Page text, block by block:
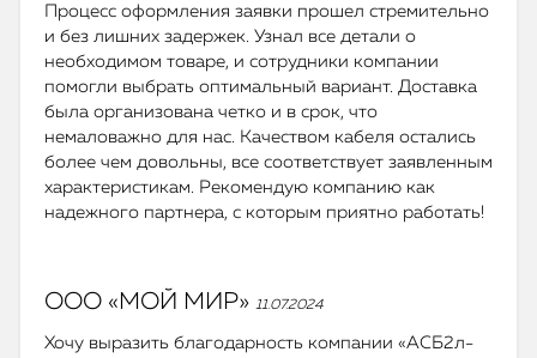
Процесс оформления заявки прошел стремительно
и без лишних задержек. Узнал все детали о
необходимом товаре, и сотрудники компании
помогли выбрать оптимальный вариант. Доставка
была организована четко и в срок, что
немаловажно для нас. Качеством кабеля остались
более чем довольны, все соответствует заявленным
характеристикам. Рекомендую компанию как
надежного партнера, с которым приятно работать!
ООО «МОЙ МИР» 11.07.2024
Хочу выразить благодарность компании «АСБ2л-